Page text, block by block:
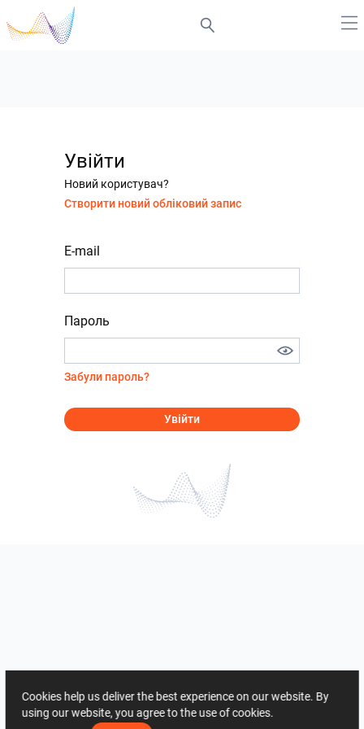
Увійти
Новий користувач?
Створити новий обліковий запис
E-mail
Пароль
Забули пароль?
Увійти
Cookies help us deliver the best experience on our website. By
using our website, you agree to the use of cookies.